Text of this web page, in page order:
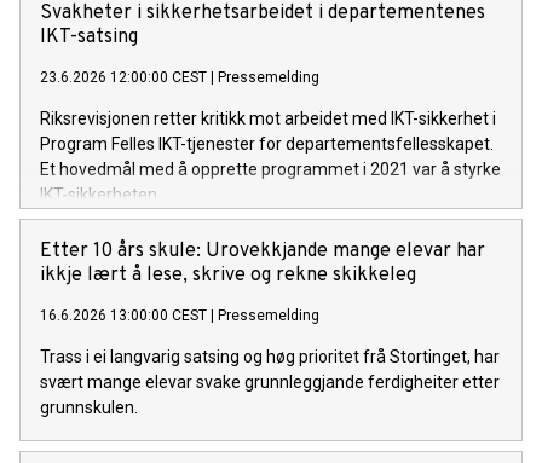
Svakheter i sikkerhetsarbeidet i departementenes
IKT-satsing
23.6.2026 12:00:00 CEST Pressemelding
Riksrevisjonen retter kritikk mot arbeidet med IKT-sikkerhet i
Program Felles IKT-tjenester for departementsfellesskapet.
Et hovedmål med å opprette programmet i 2021 var å styrke
IKT-sikkerheten.
Etter 10 års skule: Urovekkjande mange elevar har
ikkje lært å lese, skrive og rekne skikkeleg
16.6.2026 13:00:00 CEST Pressemelding
Trass i ei langvarig satsing og høg prioritet frå Stortinget, har
svært mange elevar svake grunnleggjande ferdigheiter etter
grunnskulen.